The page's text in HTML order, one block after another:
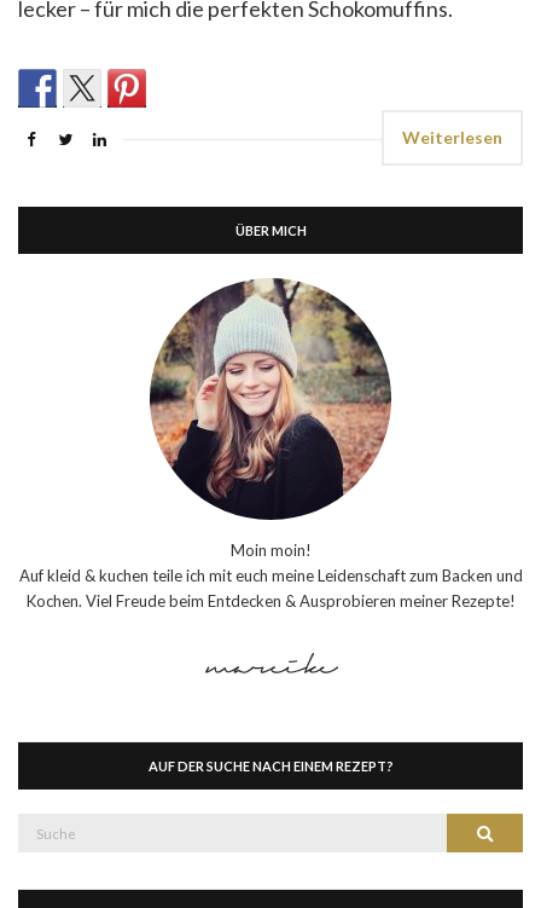
lecker – für mich die perfekten Schokomuffins.
Weiterlesen
ÜBER MICH
Moin moin!
Auf kleid & kuchen teile ich mit euch meine Leidenschaft zum Backen und
Kochen. Viel Freude beim Entdecken & Ausprobieren meiner Rezepte!
AUF DER SUCHE NACH EINEM REZEPT?
Suche